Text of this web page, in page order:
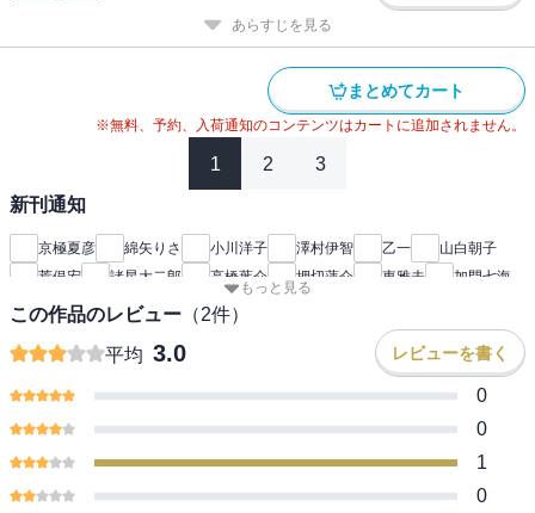
あらすじを見る
まとめてカート
※無料、予約、入荷通知のコンテンツはカートに追加されません。
1 2 3
新刊通知
京極夏彦 綿矢りさ 小川洋子 澤村伊智 乙一
山白朝子
荒俣宏
諸星大二郎 高橋葉介 押切蓮介 東雅夫
加門七海
怪と幽
もっと見る
この作品のレビュー （2件）
平均 3.0 レビューを書く
0
0
1
0